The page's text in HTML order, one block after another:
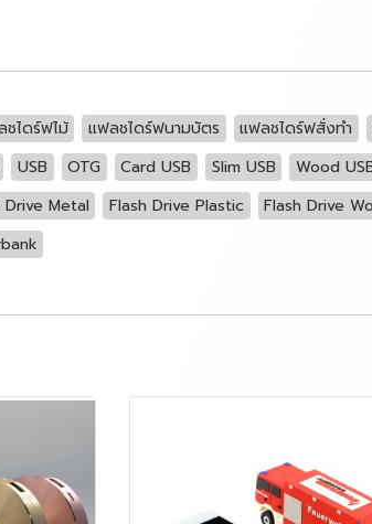
ชไดร์ฟไม้ แฟลชไดร์ฟนามบัตร แฟลชไดร์ฟสั่งทำ
USB OTG Card USB Slim USB Wood
Drive Metal Flash Drive Plastic Flash Drive